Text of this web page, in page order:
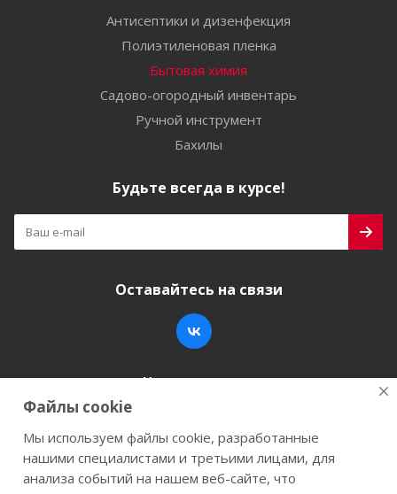
Антисептики и дизенфекция
Полиэтиленовая пленка
Бытовая химия
Садово-огородный инвентарь
Ручной инструмент
Бахилы
Будьте всегда в курсе!
Оставайтесь на связи
Наши контакты
+7 (846) 200-05-15
г. Самара, ул. Заводское шоссе, 17
Файлы cookie
Мы используем файлы cookie, разработанные
нашими специалистами и третьими лицами, для
анализа событий на нашем веб-сайте, что